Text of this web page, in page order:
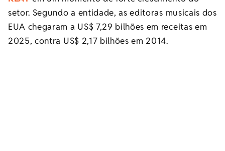
setor. Segundo a entidade, as editoras musicais dos
EUA chegaram a US$ 7,29 bilhões em receitas em
2025, contra US$ 2,17 bilhões em 2014.